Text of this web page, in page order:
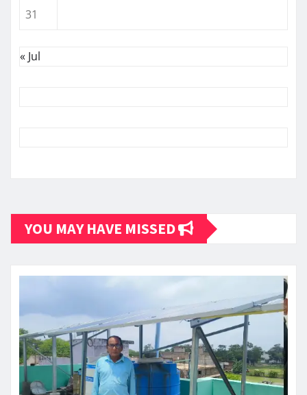
31
« Jul
YOU MAY HAVE MISSED